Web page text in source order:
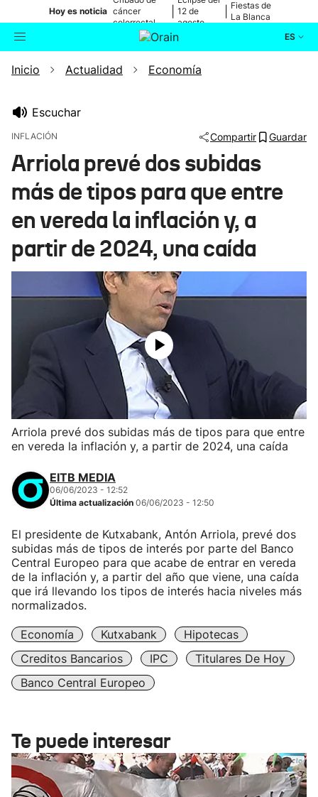
Hoy es noticia cáncer
colorrectal
12 de
agosto
Fiestas de
La Blanca
ES
Buscador Actualidad
Ikusmiran
Eguraldia
Inicio Actualidad Economía
Escuchar
INFLACIÓN Compartir Guardar
Arriola prevé dos subidas
más de tipos para que entre
en vereda la inflación y, a
partir de 2024, una caída
Arriola prevé dos subidas más de tipos para que entre
en vereda la inflación y, a partir de 2024, una caída
EITB MEDIA
06/06/2023 - 12:52
Última actualización 06/06/2023 - 12:50
El presidente de Kutxabank, Antón Arriola, prevé dos
subidas más de tipos de interés por parte del Banco
Central Europeo para que acabe de entrar en vereda
de la inflación y, a partir del año que viene, una caída
que irá llevando los tipos de interés hacia niveles más
normalizados.
Economía Kutxabank
Hipotecas
Creditos Bancarios
IPC
Titulares De Hoy
Banco Central Europeo
Te puede interesar